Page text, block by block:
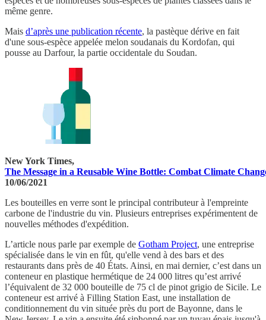
même genre.
Mais d’après une publication récente, la pastèque dérive en fait
d'une sous-espèce appelée melon soudanais du Kordofan, qui
pousse au Darfour, la partie occidentale du Soudan.
New York Times,
The Message in a Reusable Wine Bottle: Combat Climate
10/06/2021
Les bouteilles en verre sont le principal contributeur à l'empreinte
carbone de l'industrie du vin. Plusieurs entreprises expérimentent de
nouvelles méthodes d'expédition.
L’article nous parle par exemple de Gotham Project, une entreprise
spécialisée dans le vin en fût, qu'elle vend à des bars et des
restaurants dans près de 40 États. Ainsi, en mai dernier, c’est dans un
conteneur en plastique hermétique de 24 000 litres qu’est arrivé
l’équivalent de 32 000 bouteille de 75 cl de pinot grigio de Sicile. Le
conteneur est arrivé à Filling Station East, une installation de
conditionnement du vin située près du port de Bayonne, dans le